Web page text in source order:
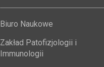
Biuro Naukowe
Zakład Patofizjologii i
Immunologii